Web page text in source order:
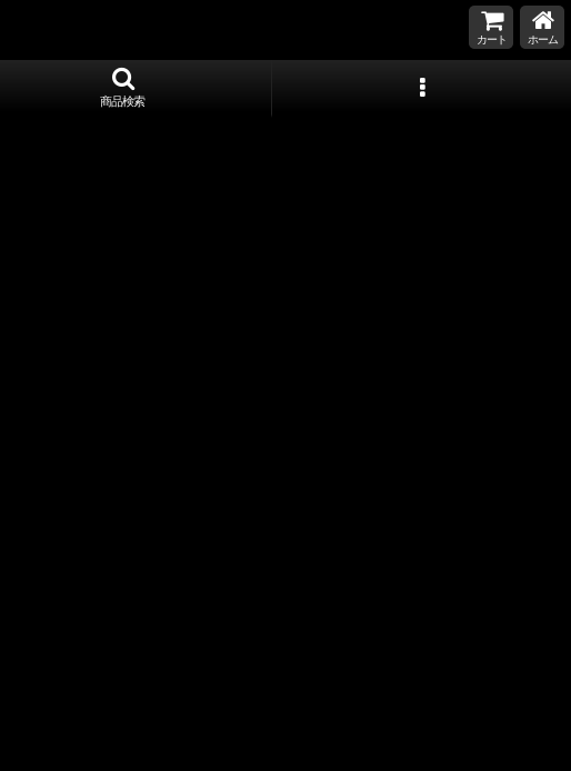
カート ホーム
商品検索